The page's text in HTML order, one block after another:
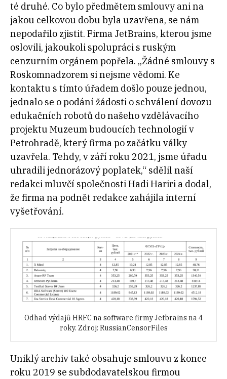
té druhé. Co bylo předmětem smlouvy ani na
jakou celkovou dobu byla uzavřena, se nám
nepodařilo zjistit. Firma JetBrains, kterou jsme
oslovili, jakoukoli spolupráci s ruským
cenzurním orgánem popřela. „Žádné smlouvy s
Roskomnadzorem si nejsme vědomi. Ke
kontaktu s tímto úřadem došlo pouze jednou,
jednalo se o podání žádosti o schválení dovozu
edukačních robotů do našeho vzdělávacího
projektu Muzeum budoucích technologií v
Petrohradě, který firma po začátku války
uzavřela. Tehdy, v září roku 2021, jsme úřadu
uhradili jednorázový poplatek,“ sdělil naší
redakci mluvčí společnosti Hadi Hariri a dodal,
že firma na podnět redakce zahájila interní
vyšetřování.
Odhad výdajů HRFC na software firmy Jetbrains na 4
roky. Zdroj: RussianCensorFiles
Uniklý archiv také obsahuje smlouvu z konce
roku 2019 se subdodavatelskou firmou